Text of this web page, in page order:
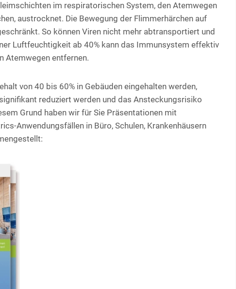
im respiratorischen System, den Atemwegen
austrocknet. Die Bewegung der Flimmerhärchen auf
So können Viren nicht mehr abtransportiert und
Luftfeuchtigkeit ab 40% kann das Immunsystem effektiv
Atemwegen entfernen.
von 40 bis 60% in Gebäuden eingehalten werden,
reduziert werden und das Ansteckungsrisiko
Grund haben wir für Sie Präsentationen mit
Anwendungsfällen in Büro, Schulen, Krankenhäusern